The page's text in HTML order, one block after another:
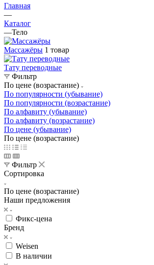
Главная
—
Каталог
—Тело
Массажёры 1 товар
Тату переводные
Фильтр
По цене (возрастание)
По популярности (убывание)
По популярности (возрастание)
По алфавиту (убывание)
По алфавиту (возрастание)
По цене (убывание)
По цене (возрастание)
Фильтр
Сортировка
По цене (возрастание)
Наши предложения
Фикс-цена
Бренд
Weisen
В наличии